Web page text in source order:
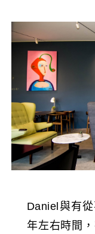
Daniel與有
年左右時間